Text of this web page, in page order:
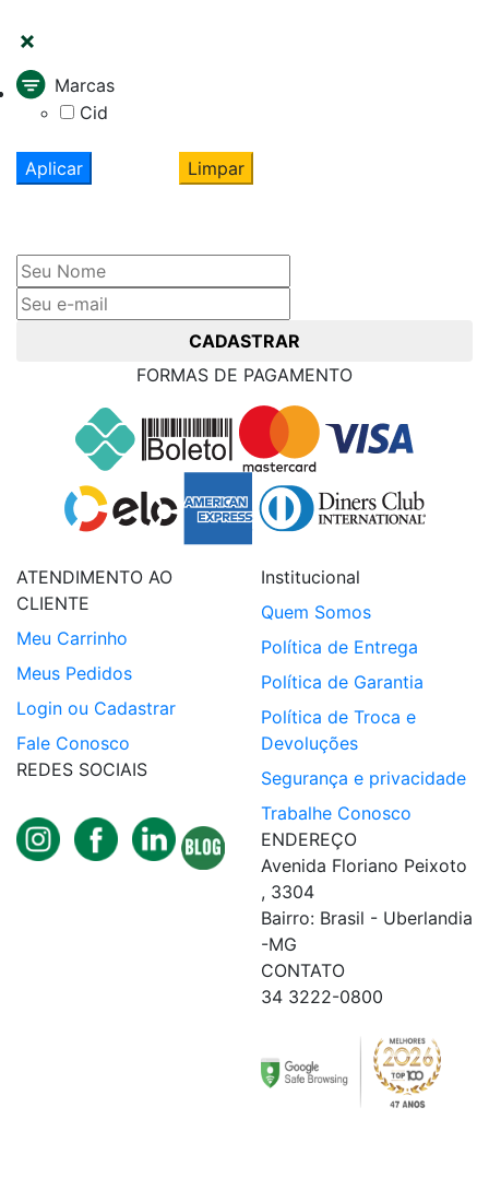
Marcas
Cid
Aplicar Limpar
CADASTRAR
FORMAS DE PAGAMENTO
ATENDIMENTO AO
CLIENTE
Meu Carrinho
Meus Pedidos
Login ou Cadastrar
Fale Conosco
REDES SOCIAIS
Institucional
Quem Somos
Política de Entrega
Política de Garantia
Política de Troca e
Devoluções
Segurança e privacidade
Trabalhe Conosco
ENDEREÇO
Avenida Floriano Peixoto
, 3304
Bairro: Brasil - Uberlandia
-MG
CONTATO
34 3222-0800